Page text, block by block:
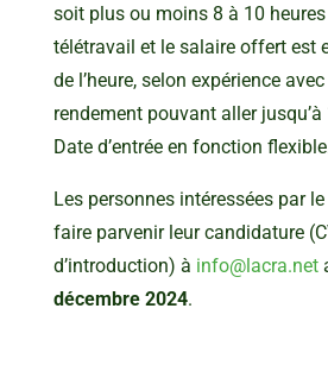
soit plus ou moins 8 à 10
télétravail et le salaire offert est
de l’heure, selon expérience
rendement pouvant aller
Date d’entrée en fonction
Les personnes intéressées par
faire parvenir leur candidature
d’introduction) à info@lacra.net
décembre 2024.